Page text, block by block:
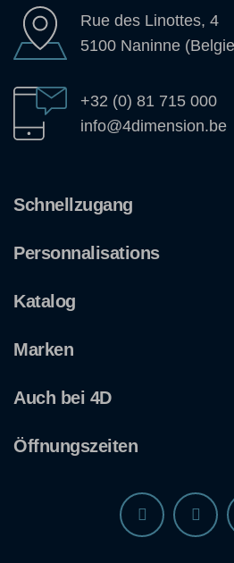
Rue des Linottes, 4
5100 Naninne
+32 (0) 81 715 000
info@4dimension.be
Schnellzugang
Personnalisations
Katalog
Marken
Auch bei 4D
Öffnungszeiten